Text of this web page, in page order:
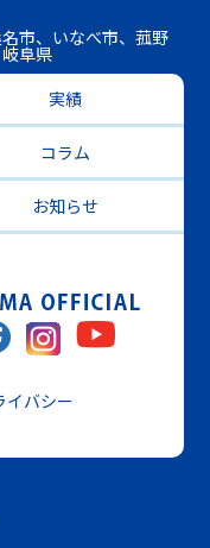
市、いなべ市、菰野
阜県
実績
コラム
お知らせ
イバシー